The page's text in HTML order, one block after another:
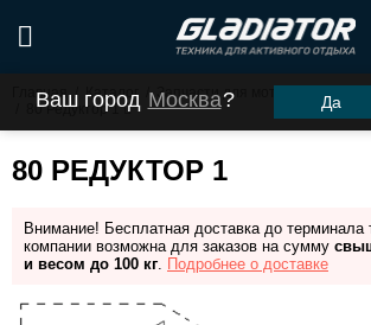
Ваш город Москва? Да
Главная / Каталог Запчасти для моторов ПЛМ
80 Редуктор 1
80 РЕДУКТОР 1
Внимание! Бесплатная доставка до терминала
компании возможна для заказов на сумму
и весом до 100 кг. Подробнее о доставке